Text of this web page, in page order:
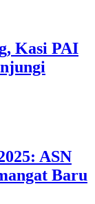
Kasi PAI
ASN
Baru